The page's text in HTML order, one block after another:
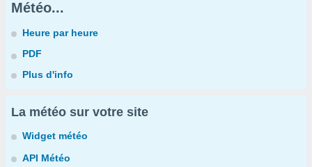
Météo...
Heure par heure
PDF
Plus d'info
La météo sur votre site
Widget météo
API Météo